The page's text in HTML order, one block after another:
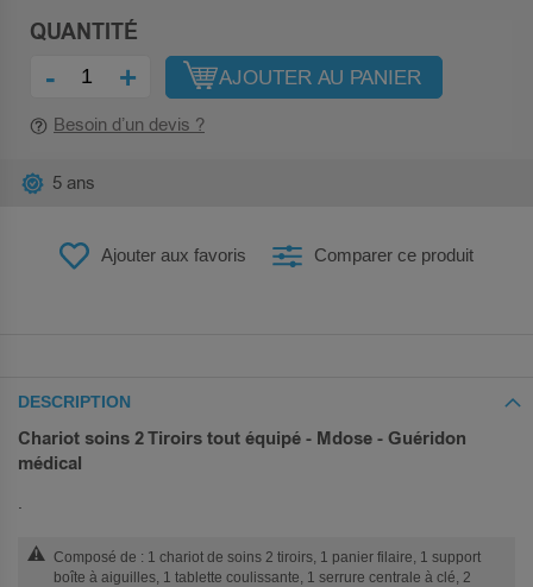
QUANTITÉ
- + AJOUTER AU PANIER
Besoin d’un devis ?
Ajouter aux favoris Comparer ce produit
5 ans
DESCRIPTION
Chariot soins 2 Tiroirs tout équipé - Mdose - Guéridon
médical
Composé de : 1 chariot de soins 2 tiroirs, 1 panier filaire, 1 support
boîte à aiguilles, 1 tablette coulissante, 1 serrure centrale à clé, 2